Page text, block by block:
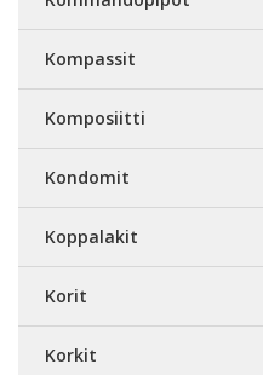
Kompassit
Komposiitti
Kondomit
Koppalakit
Korit
Korkit